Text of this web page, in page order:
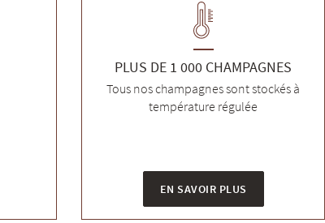
PLUS DE 1 000 CHAMPAGNES
Tous nos champagnes sont stockés à
température régulée
EN SAVOIR PLUS